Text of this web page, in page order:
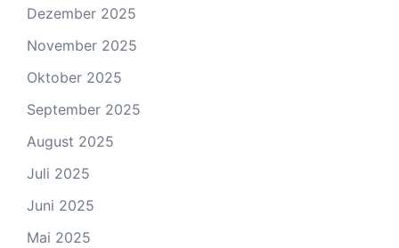
Dezember 2025
November 2025
Oktober 2025
September 2025
August 2025
Juli 2025
Juni 2025
Mai 2025